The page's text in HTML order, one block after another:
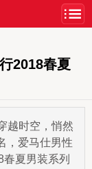
2018春夏
越时空，悄然
，爱马仕男性
夏男装系列